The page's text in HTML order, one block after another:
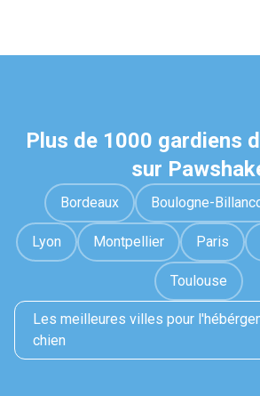
Plus de 1000 gardiens
sur
Bordeaux Boulogne-
Lyon Montpellier Paris
Toulouse
Les meilleures villes pour
chien